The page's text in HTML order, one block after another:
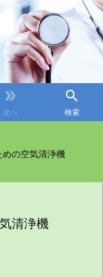

次へ

検索
の空気清浄機
清浄機